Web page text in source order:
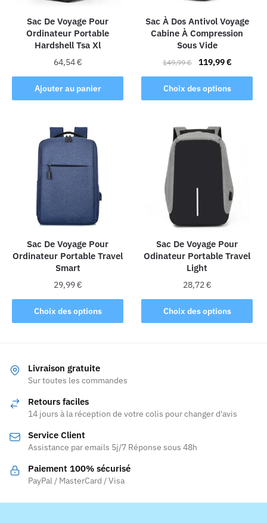
Sac De Voyage Pour
Ordinateur Portable
Hardshell Tsa Xl
64,54€
Ajouter au panier
Sac À Dos Antivol Voyage
Cabine À Compression
Sous Vide
149,99€
Le
prix
initial
était :
119,99€Le
prix
actuel
est :
Choix des options
Ce
produit
plusieurs
variations.
options
peuvent
choisies
sur
la
page
du
produit
Sac De Voyage Pour
Ordinateur Portable Travel
Smart
29,99€
Choix des options
Ce
produit
variations.
Les
peuvent
choisies
sur
la
page
Sac De Voyage Pour
Odinateur Portable Travel
Light
28,72€
Choix des options
Ce
produit
être
sur
Livraison gratuite
Sur toutes les commandes
Retours faciles
14 jours à la réception de votre colis pour changer d'avis
Service Client
Assistance par emails 5j/7 Réponse sous 48h
Paiement 100% sécurisé
PayPal / MasterCard / Visa